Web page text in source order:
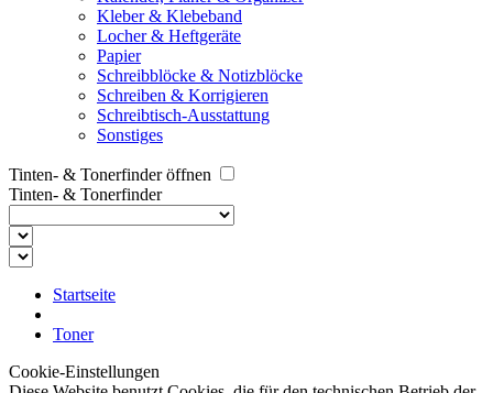
Kleber & Klebeband
Locher & Heftgeräte
Papier
Schreibblöcke & Notizblöcke
Schreiben & Korrigieren
Schreibtisch-Ausstattung
Sonstiges
Tinten- & Tonerfinder öffnen
Tinten- & Tonerfinder
Startseite
Toner
Cookie-Einstellungen